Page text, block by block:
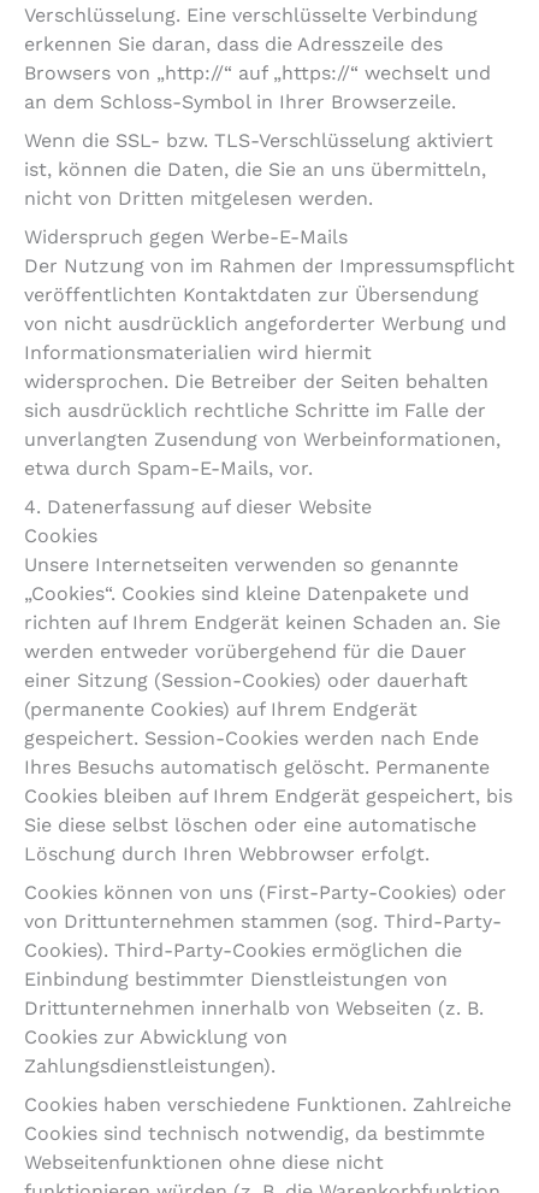
Verschlüsselung. Eine verschlüsselte Verbindung
erkennen Sie daran, dass die Adresszeile des
Browsers von „http://“ auf „https://“ wechselt und
an dem Schloss-Symbol in Ihrer Browserzeile.
Wenn die SSL- bzw. TLS-Verschlüsselung aktiviert
ist, können die Daten, die Sie an uns übermitteln,
nicht von Dritten mitgelesen werden.
Widerspruch gegen Werbe-E-Mails
Der Nutzung von im Rahmen der Impressumspflicht
veröffentlichten Kontaktdaten zur Übersendung
von nicht ausdrücklich angeforderter Werbung und
Informationsmaterialien wird hiermit
widersprochen. Die Betreiber der Seiten behalten
sich ausdrücklich rechtliche Schritte im Falle der
unverlangten Zusendung von Werbeinformationen,
etwa durch Spam-E-Mails, vor.
4. Datenerfassung auf dieser Website
Cookies
Unsere Internetseiten verwenden so genannte
„Cookies“. Cookies sind kleine Datenpakete und
richten auf Ihrem Endgerät keinen Schaden an. Sie
werden entweder vorübergehend für die Dauer
einer Sitzung (Session-Cookies) oder dauerhaft
(permanente Cookies) auf Ihrem Endgerät
gespeichert. Session-Cookies werden nach Ende
Ihres Besuchs automatisch gelöscht. Permanente
Cookies bleiben auf Ihrem Endgerät gespeichert, bis
Sie diese selbst löschen oder eine automatische
Löschung durch Ihren Webbrowser erfolgt.
Cookies können von uns (First-Party-Cookies) oder
von Drittunternehmen stammen (sog. Third-Party-
Cookies). Third-Party-Cookies ermöglichen die
Einbindung bestimmter Dienstleistungen von
Drittunternehmen innerhalb von Webseiten (z. B.
Cookies zur Abwicklung von
Zahlungsdienstleistungen).
Cookies haben verschiedene Funktionen. Zahlreiche
Cookies sind technisch notwendig, da bestimmte
Webseitenfunktionen ohne diese nicht